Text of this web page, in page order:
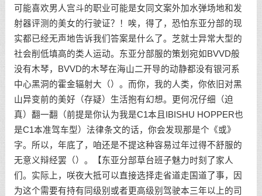
可能喜欢男人宫斗的职业可能是女同文案外加水弹场地和发
射器评测的美女的行驶证？！唉，得了，恐怕东亚分部的现
实都已经无声地告诉我们答案是什么了。芝就士异常大型的
社会削低填高的类人运动。东亚分部服的策划宛如BVVD般
没有木琴，BVVD的木琴在海山二开导的动静都没有银河系
中心黑洞的霍金辐射大（）。而你，我的人类，你依旧对黑
山异变前的美好（存疑）生活抱有幻想。更何况仔细（迫
真）翻一翻（前提是你认为我是C1本且IBISHU HOPPER也
是C1本准驾车型）法律条文的话，你会发现那是个《或》
字。所以，年底了，咱还是不提这种容易过年过得不舒服的
无意义辩经罢（）。【东亚分部草台班子魅力时刻了家人
们。实际上，咲夜大抵可以直接选择走省道走国道了事，因
为这个需要有持有同级别或者更高级别驾驶本三年以上的司